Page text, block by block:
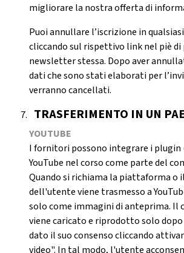
migliorare la nostra offerta di
Puoi annullare l’iscrizione in
cliccando sul rispettivo link nel piè di
newsletter stessa. Dopo aver
dati che sono stati elaborati per
verranno cancellati.
TRASFERIMENTO IN UN
YOUTUBE
I fornitori possono integrare i plugin
YouTube nel corso come parte del
Quando si richiama la piattaforma o
dell'utente viene trasmesso a
solo come immagini di anteprima. Il
viene caricato e riprodotto solo
dato il suo consenso cliccando
video". In tal modo, l'utente